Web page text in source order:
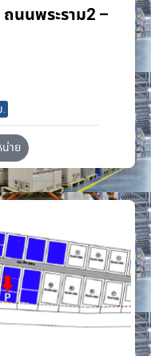
ถนนพระราม2 –
าย